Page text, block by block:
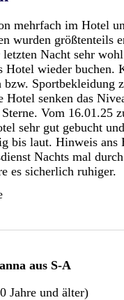
mehrfach im Hotel
wurden größtenteils
letzten Nacht sehr
Hotel wieder buchen.
bzw. Sportbekleidung
Hotel senken das
Vom 16.01.25
sehr gut gebucht
bis laut. Hinweis ans
Nachts mal
es sicherlich ruhiger.
aus S-A
Jahre und älter)